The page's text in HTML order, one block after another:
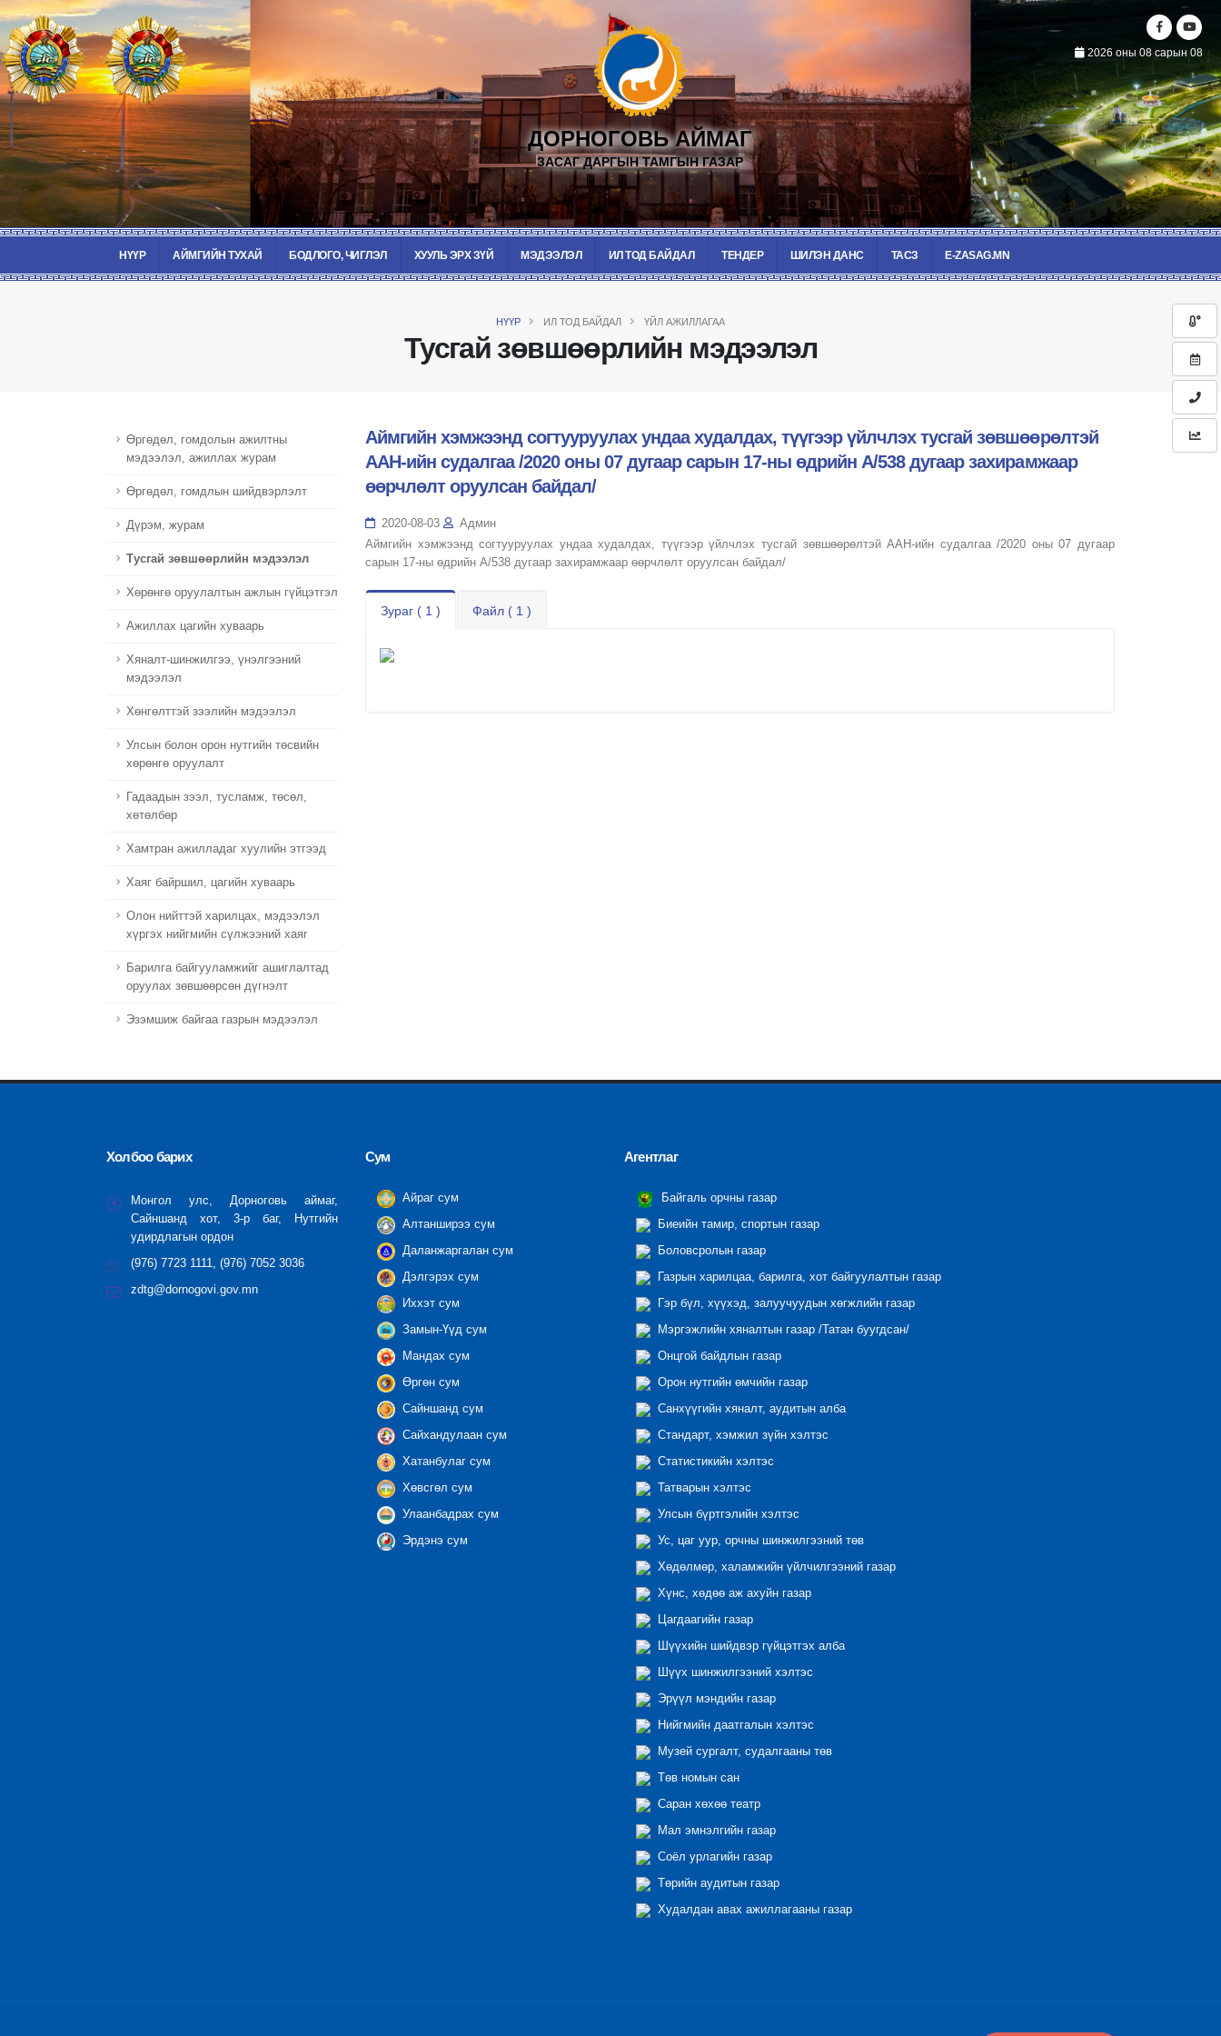
2026 оны 08 сарын 08
ДОРНОГОВЬ АЙМАГ
ЗАСАГ ДАРГЫН ТАМГЫН ГАЗАР
НҮҮР АЙМГИЙН ТУХАЙ БОДЛОГО, ЧИГЛЭЛ ХУУЛЬ ЭРХ ЗҮЙ МЭДЭЭЛЭЛ ИЛ ТОД БАЙДАЛ ТЕНДЕР ШИЛЭН ДАНС ТАСЗ E-ZASAG.MN
НҮҮР ИЛ ТОД БАЙДАЛ ҮЙЛ АЖИЛЛАГАА
Тусгай зөвшөөрлийн мэдээлэл
Өргөдөл, гомдолын ажилтны
мэдээлэл, ажиллах журам
Өргөдөл, гомдлын шийдвэрлэлт
Дүрэм, журам
Тусгай зөвшөөрлийн мэдээлэл
Хөрөнгө оруулалтын ажлын гүйцэтгэл
Ажиллах цагийн хуваарь
Хяналт-шинжилгээ, үнэлгээний
мэдээлэл
Хөнгөлттэй зээлийн мэдээлэл
Улсын болон орон нутгийн төсвийн
хөрөнгө оруулалт
Гадаадын зээл, тусламж, төсөл,
хөтөлбөр
Хамтран ажилладаг хуулийн этгээд
Хаяг байршил, цагийн хуваарь
Олон нийттэй харилцах, мэдээлэл
хүргэх нийгмийн сүлжээний хаяг
Барилга байгууламжийг ашиглалтад
оруулах зөвшөөрсөн дүгнэлт
Эзэмшиж байгаа газрын мэдээлэл
Аймгийн хэмжээнд согтууруулах ундаа худалдах, түүгээр үйлчлэх тусгай зөвшөөрөлтэй
ААН-ийн судалгаа /2020 оны 07 дугаар сарын 17-ны өдрийн А/538 дугаар захирамжаар
өөрчлөлт оруулсан байдал/
2020-08-03 Админ
Аймгийн хэмжээнд согтууруулах ундаа худалдах, түүгээр үйлчлэх тусгай зөвшөөрөлтэй ААН-ийн судалгаа /2020 оны 07 дугаар
сарын 17-ны өдрийн А/538 дугаар захирамжаар өөрчлөлт оруулсан байдал/
Зураг ( 1 ) Файл ( 1 )
Холбоо барих
Монгол улс, Дорноговь аймаг,
Сайншанд хот, 3-р баг, Нутгийн
удирдлагын ордон
(976) 7723 1111, (976) 7052 3036
zdtg@dornogovi.gov.mn
Сум
Айраг сум
Алтанширээ сум
Даланжаргалан сум
Дэлгэрэх сум
Иххэт сум
Замын-Үүд сум
Мандах сум
Өргөн сум
Сайншанд сум
Сайхандулаан сум
Хатанбулаг сум
Хөвсгөл сум
Улаанбадрах сум
Эрдэнэ сум
Агентлаг
Байгаль орчны газар
Биеийн тамир, спортын газар
Боловсролын газар
Газрын харилцаа, барилга, хот байгуулалтын газар
Гэр бүл, хүүхэд, залуучуудын хөгжлийн газар
Мэргэжлийн хяналтын газар /Татан буугдсан/
Онцгой байдлын газар
Орон нутгийн өмчийн газар
Санхүүгийн хяналт, аудитын алба
Стандарт, хэмжил зүйн хэлтэс
Статистикийн хэлтэс
Татварын хэлтэс
Улсын бүртгэлийн хэлтэс
Ус, цаг уур, орчны шинжилгээний төв
Хөдөлмөр, халамжийн үйлчилгээний газар
Хүнс, хөдөө аж ахуйн газар
Цагдаагийн газар
Шүүхийн шийдвэр гүйцэтгэх алба
Шүүх шинжилгээний хэлтэс
Эрүүл мэндийн газар
Нийгмийн даатгалын хэлтэс
Музей сургалт, судалгааны төв
Төв номын сан
Саран хөхөө театр
Мал эмнэлгийн газар
Соёл урлагийн газар
Төрийн аудитын газар
Худалдан авах ажиллагааны газар